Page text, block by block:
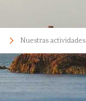
Nuestras actividades